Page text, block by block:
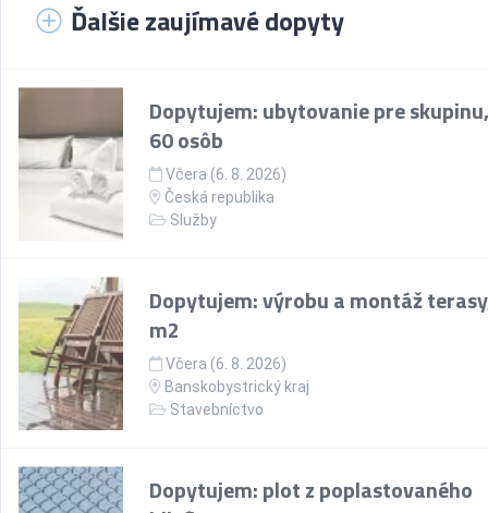
Ďalšie zaujímavé dopyty
Dopytujem: ubytovanie pre
60 osôb
Včera (6. 8. 2026)
Česká republika
Služby
Dopytujem: výrobu a montáž
m2
Včera (6. 8. 2026)
Banskobystrický kraj
Stavebníctvo
Dopytujem: plot z poplastovaného